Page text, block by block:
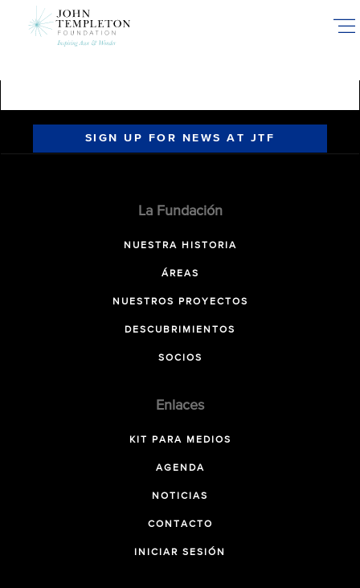
SIGN UP FOR NEWS AT JTF
La Fundación
NUESTRA HISTORIA
ÁREAS
NUESTROS PROYECTOS
DESCUBRIMIENTOS
SOCIOS
Enlaces
KIT PARA MEDIOS
AGENDA
NOTICIAS
CONTACTO
INICIAR SESIÓN